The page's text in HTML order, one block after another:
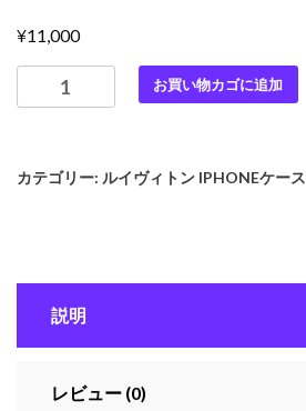
¥11,000
高
イ
ン
ー
お買い物カゴに追加
カテゴリー: ルイヴィトン IPHONEケース
説明
レビュー (0)